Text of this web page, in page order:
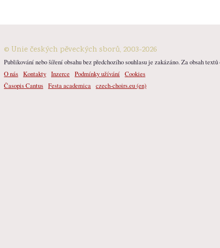
© Unie českých pěveckých sborů, 2003-2026
Publikování nebo šíření obsahu bez předchozího souhlasu je zakázáno. Za obsah
O nás Kontakty Inzerce Podmínky užívání Cookies
Časopis Cantus Festa academica czech-choirs.eu (en)